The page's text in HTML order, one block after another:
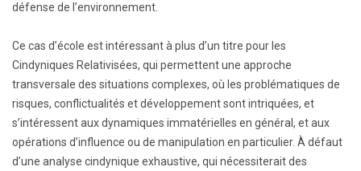
défense de l’environnement.
Ce cas d’école est intéressant à plus d’un titre pour les
Cindyniques Relativisées, qui permettent une approche
transversale des situations complexes, où les problématiques de
risques, conflictualités et développement sont intriquées, et
s’intéressent aux dynamiques immatérielles en général, et aux
opérations d’influence ou de manipulation en particulier. À défaut
d’une analyse cindynique exhaustive, qui nécessiterait des